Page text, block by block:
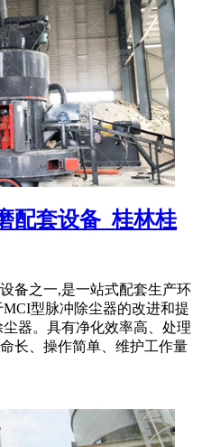
配套设备_桂林桂
备之一,是一站式配套生产环
型脉冲除尘器的改进和提
器。具有净化效率高、处理
长、操作简单、维护工作量